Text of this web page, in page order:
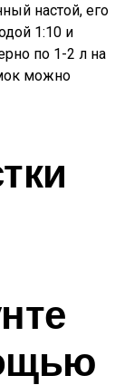
настой, его
1:10 и
по 1-2 л на
можно